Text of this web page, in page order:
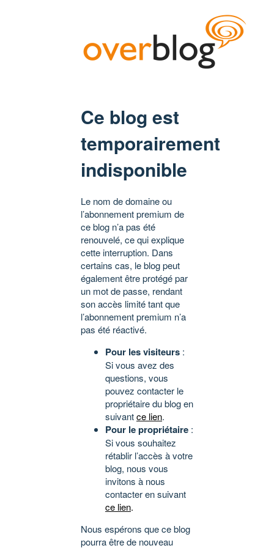
Ce blog est
temporairement
indisponible
Le nom de domaine ou
l’abonnement premium de
ce blog n’a pas été
renouvelé, ce qui explique
cette interruption. Dans
certains cas, le blog peut
également être protégé par
un mot de passe, rendant
son accès limité tant que
l’abonnement premium n’a
pas été réactivé.
Pour les visiteurs :
Si vous avez des
questions, vous
pouvez contacter le
propriétaire du blog en
suivantce lien.
Pour le propriétaire :
Si vous souhaitez
rétablir l’accès à votre
blog, nous vous
invitons à nous
contacter en suivant
ce lien.
Nous espérons que ce blog
pourra être de nouveau